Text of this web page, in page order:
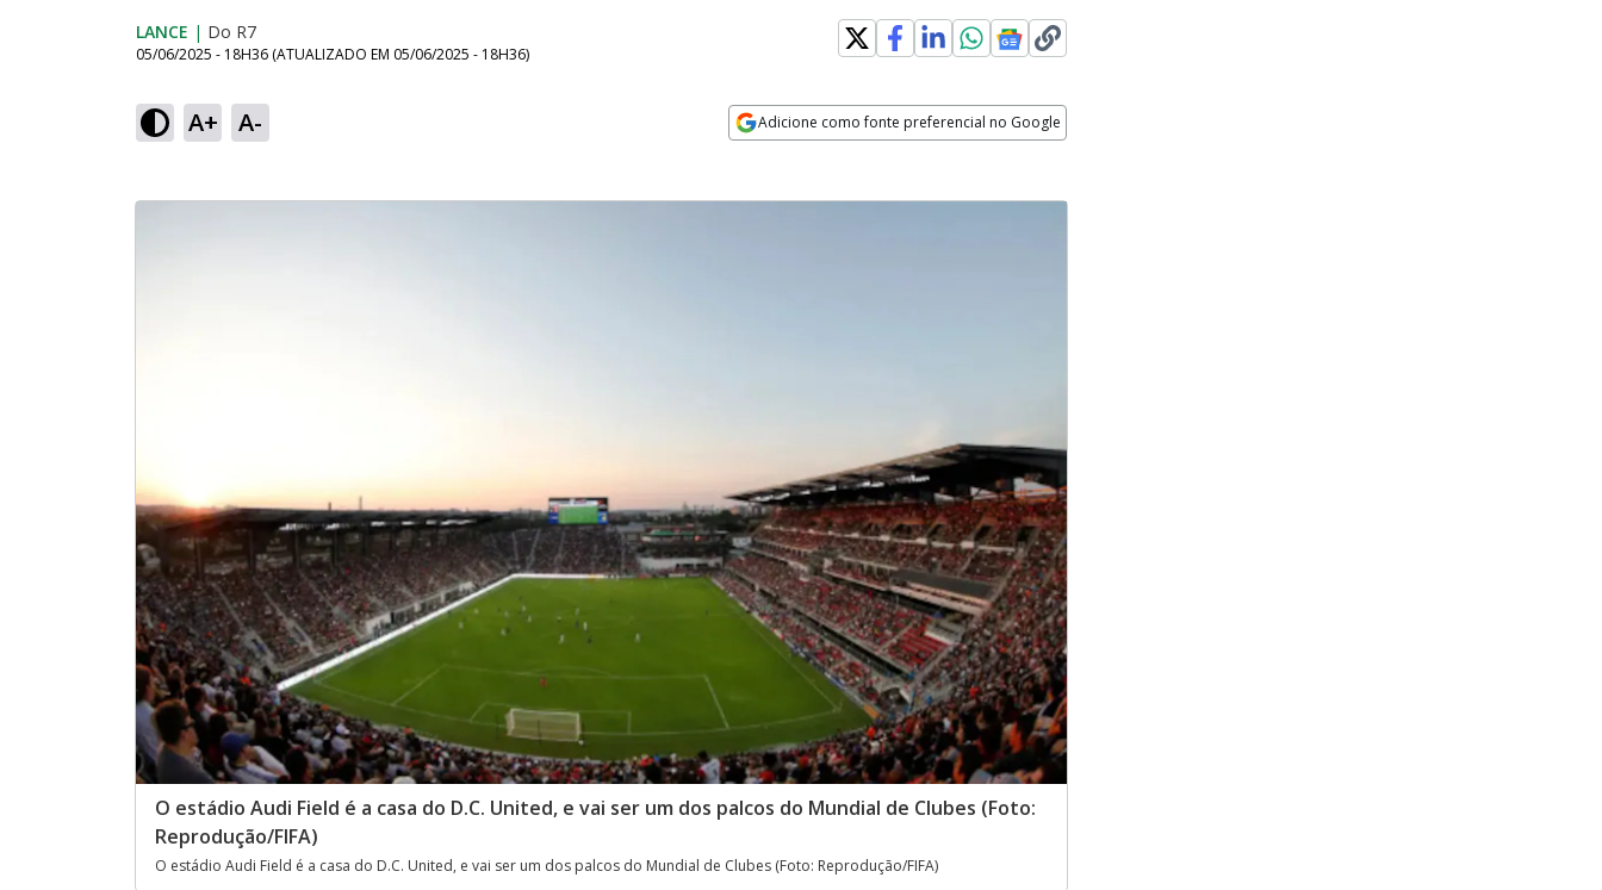
LANCE | Do R7
05/06/2025 - 18H36 (ATUALIZADO EM 05/06/2025 - 18H36)
A+ A- Adicione como fonte preferencial no Google
O estádio Audi Field é a casa do D.C. United, e vai ser um dos palcos do Mundial de Clubes (Foto:
Reprodução/FIFA)
O estádio Audi Field é a casa do D.C. United, e vai ser um dos palcos do Mundial de Clubes (Foto: Reprodução/FIFA)